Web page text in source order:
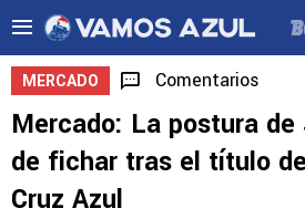
MERCADO Comentarios
Mercado: La postura
de fichar tras el título
Cruz Azul